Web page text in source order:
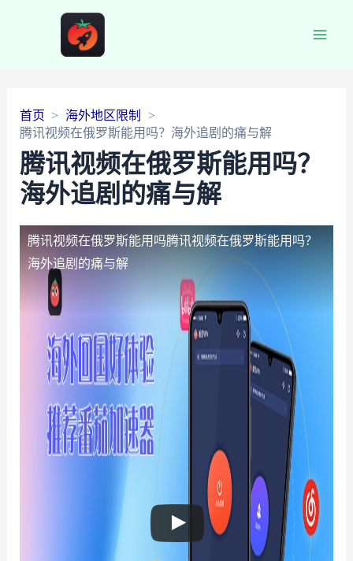
首页
海外地区限制
腾讯视频在俄罗斯能用吗？海外追剧的痛与解
腾讯视频在俄罗斯能用吗？
海外追剧的痛与解
腾讯视频在俄罗斯能用吗腾讯视频在俄罗斯能用吗？
海外追剧的痛与解